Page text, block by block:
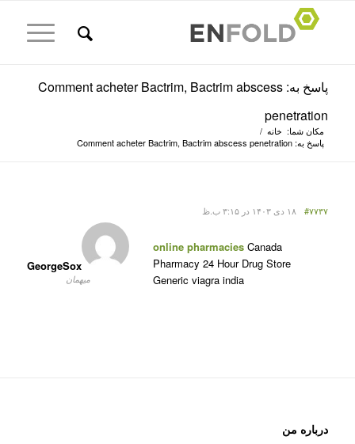
پاسخ به: Comment acheter Bactrim, Bactrim abscess
penetration
مکان شما: خانه /
پاسخ به: Comment acheter Bactrim, Bactrim abscess penetration
۱۸ دی ۱۴۰۳ در ۳:۱۵ ب.ظ #۷۷۳۷
GeorgeSox
میهمان
online pharmaciesCanada
Pharmacy 24 Hour Drug Store
Generic viagra india
درباره من